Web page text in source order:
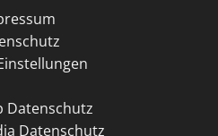
Datenschutz
Datenschutz